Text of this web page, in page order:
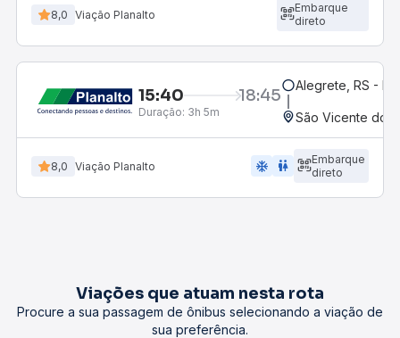
8,0 Viação Planalto
Embarque
direto
15:40 18:45
Duração: 3h 5m
Alegrete, RS -
São Vicente do
8,0 Viação Planalto ac_unit wc
Embarque
direto
Viações que atuam nesta rota
Procure a sua passagem de ônibus selecionando a viação de
sua preferência.